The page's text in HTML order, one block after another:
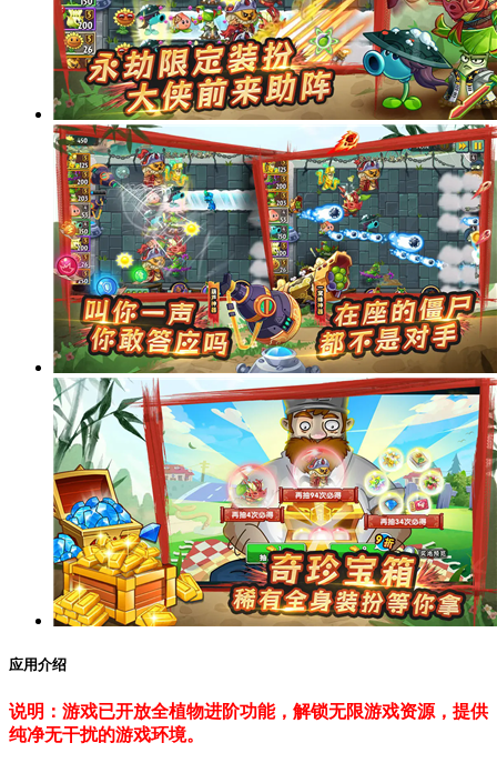
应用介绍
说明：游戏已开放全植物进阶功能，解锁无限游戏资源，提供
纯净无干扰的游戏环境。